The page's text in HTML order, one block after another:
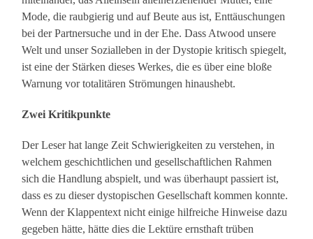
Mode, die raubgierig und auf Beute aus ist, Enttäuschungen
bei der Partnersuche und in der Ehe. Dass Atwood unsere
Welt und unser Sozialleben in der Dystopie kritisch spiegelt,
ist eine der Stärken dieses Werkes, die es über eine bloße
Warnung vor totalitären Strömungen hinaushebt.
Zwei Kritikpunkte
Der Leser hat lange Zeit Schwierigkeiten zu verstehen, in
welchem geschichtlichen und gesellschaftlichen Rahmen
sich die Handlung abspielt, und was überhaupt passiert ist,
dass es zu dieser dystopischen Gesellschaft kommen konnte.
Wenn der Klappentext nicht einige hilfreiche Hinweise dazu
gegeben hätte, hätte dies die Lektüre ernsthaft trüben